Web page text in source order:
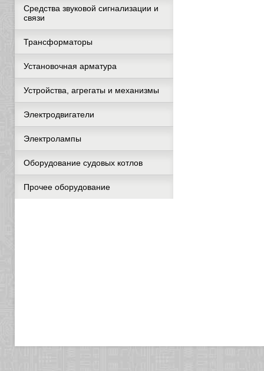
Средства звуковой сигнализации и
связи
Трансформаторы
Установочная арматура
Устройства, агрегаты и механизмы
Электродвигатели
Электролампы
Оборудование судовых котлов
Прочее оборудование